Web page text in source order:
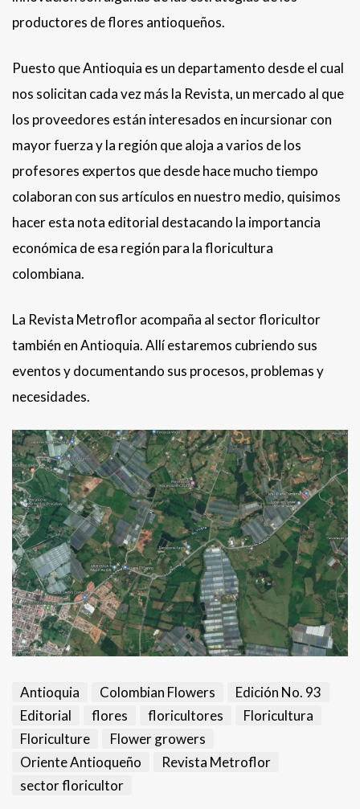
productores de flores antioqueños.
Puesto que Antioquia es un departamento desde el cual
nos solicitan cada vez más la Revista, un mercado al que
los proveedores están interesados en incursionar con
mayor fuerza y la región que aloja a varios de los
profesores expertos que desde hace mucho tiempo
colaboran con sus artículos en nuestro medio, quisimos
hacer esta nota editorial destacando la importancia
económica de esa región para la floricultura
colombiana.
La Revista Metroflor acompaña al sector floricultor
también en Antioquia. Allí estaremos cubriendo sus
eventos y documentando sus procesos, problemas y
necesidades.
Antioquia Colombian Flowers
Edición No. 93
Editorial
flores floricultores
Floricultura
Floriculture
Flower growers
Oriente Antioqueño
Revista Metroflor
sector floricultor